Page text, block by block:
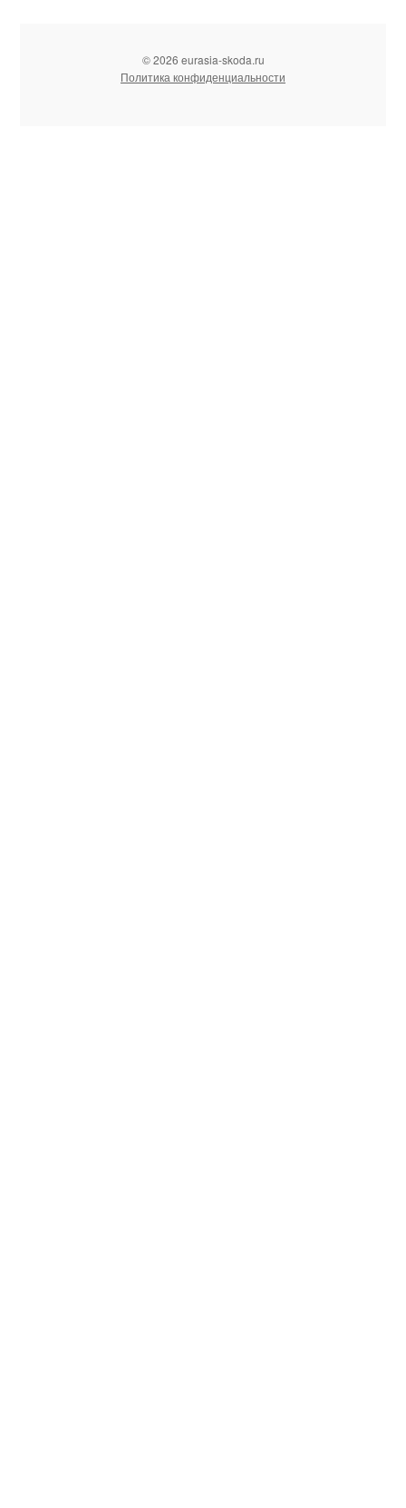
© 2026 eurasia-skoda.ru
Политика конфиденциальности